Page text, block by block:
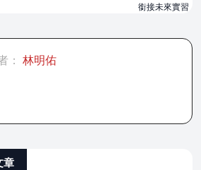
銜接未來實習
： 林明佑
章